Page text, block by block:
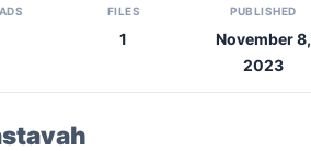
FILES
1
PUBLISHED
November 8,
2023